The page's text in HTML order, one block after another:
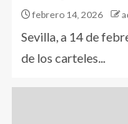
febrero 14, 2026
Sevilla, a 14 de
de los carteles...